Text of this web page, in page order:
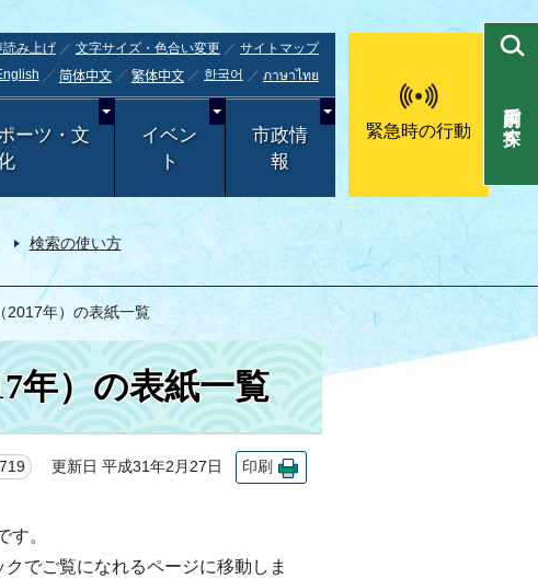
読み上げ 文字サイズ・色合い変更
サイトマップ
简体中文 繁体中文 한국어 ภาษาไทย
ーツ・文
イベン
ト
市政情
報
緊急時の行動
検索の使い方
目的別で探す
年）の表紙一覧
年）の表紙一覧
更新日 平成31年2月27日 印刷
。
でご覧になれるページに移動しま